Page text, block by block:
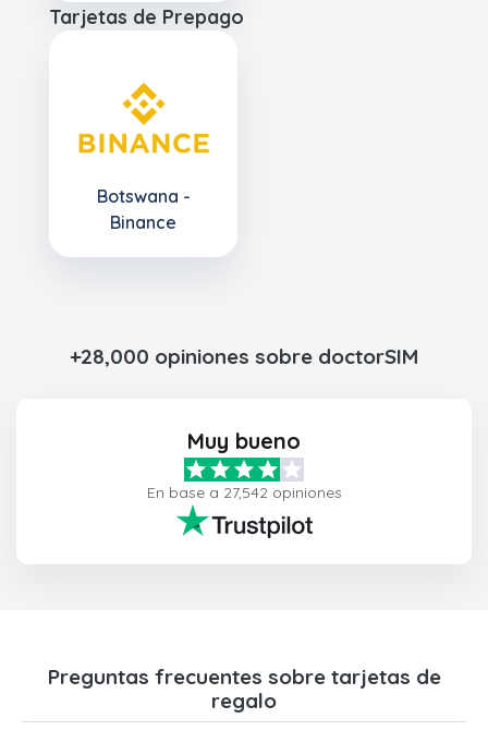
Tarjetas de Prepago
Botswana -
Binance
+28,000 opiniones sobre doctorSIM
Muy bueno
En base a 27,542 opiniones
Preguntas frecuentes sobre tarjetas de
regalo